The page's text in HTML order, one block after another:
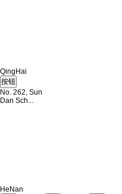
QingHai
No. 262, Sun
Dan Sch...
HeNan